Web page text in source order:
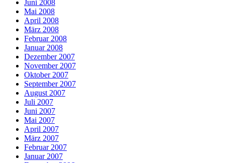
Juni 2008
Mai 2008
April 2008
März 2008
Februar 2008
Januar 2008
Dezember 2007
November 2007
Oktober 2007
September 2007
August 2007
Juli 2007
Juni 2007
Mai 2007
April 2007
März 2007
Februar 2007
Januar 2007